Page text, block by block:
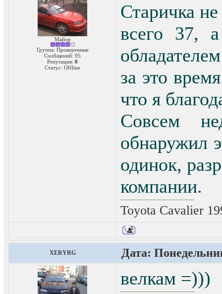
Майор
Группа: Проверенные
Сообщений: 95
Репутация: 0
Статус: Offline
Старичка
всего 37,
за это
что я
Совсем
обнаружил
одинок,
компании.
Toyota Cavalier
XERYRG Дата:
велкам =)))